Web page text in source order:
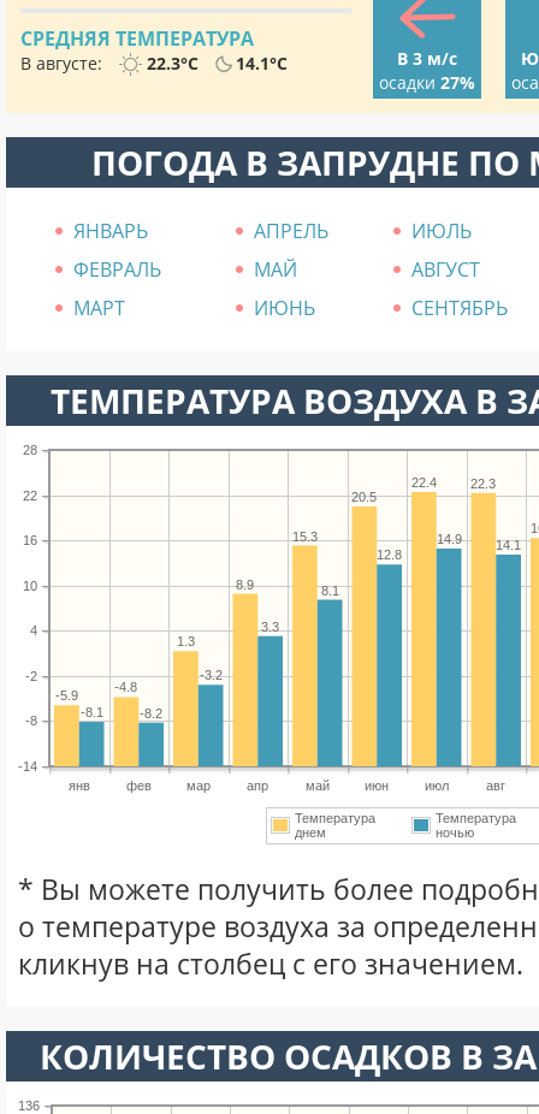
СРЕДНЯЯ ТЕМПЕРАТУРА
В августе: 22.3°C 14.1°C
В 3 м/с
осадки 27%
ПОГОДА В ЗАПРУДНЕ
ЯНВАРЬ АПРЕЛЬ
ИЮЛЬ
ФЕВРАЛЬ
МАЙ
АВГУСТ
МАРТ
ИЮНЬ СЕНТЯБРЬ
ТЕМПЕРАТУРА ВОЗДУХА В
янв фев мар апр май июн июл авг
-14
-8
-2
4
10
16
22
28
22.3
22.4
20.5
15.3
8.9
1.3
-4.8
-5.9
14.1
14.9
12.8
8.1
3.3
-3.2
-8.2
-8.1
Температура
днем
Температура
ночью
* Вы можете получить более
о температуре воздуха за
кликнув на столбец с его значением.
КОЛИЧЕСТВО ОСАДКОВ В
136